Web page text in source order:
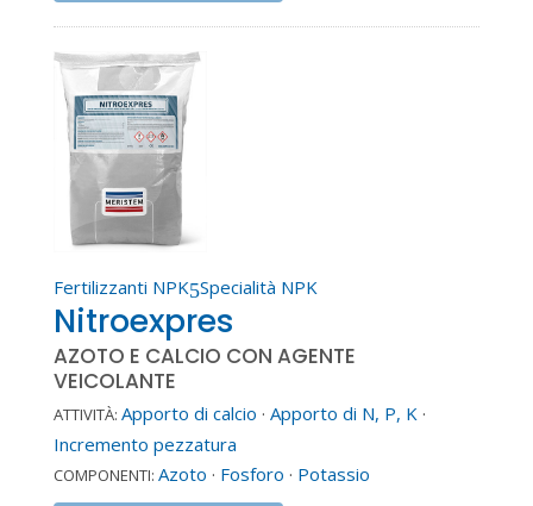
Fertilizzanti NPK5Specialità NPK
Nitroexpres
AZOTO E CALCIO CON AGENTE
VEICOLANTE
ATTIVITÀ: Apporto di calcio · Apporto di N, P, K·
Incremento pezzatura
COMPONENTI: Azoto · Fosforo · Potassio